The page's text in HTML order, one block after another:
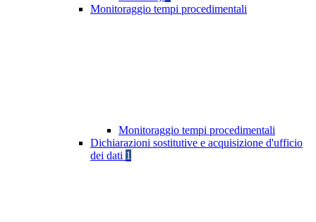
Monitoraggio tempi procedimentali
Monitoraggio tempi procedimentali
Dichiarazioni sostitutive e acquisizione d'ufficio
dei dati 1